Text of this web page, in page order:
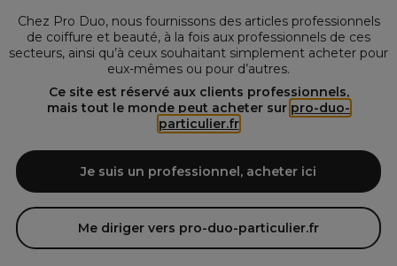
Chez Pro Duo, nous fournissons des articles professionnels
de coiffure et beauté, à la fois aux professionnels de ces
secteurs, ainsi qu’à ceux souhaitant simplement acheter pour
eux-mêmes ou pour d’autres.
Ce site est réservé aux clients professionnels,
mais tout le monde peut acheter sur pro-duo-
particulier.fr
Je suis un professionnel, acheter ici
Me diriger vers pro-duo-particulier.fr
Spécialiste de la coiffure et de la beauté, nous vous proposons une
large sélection de produits professionnels pour la coiffure et
Duo le fournisseur incontournable des salons de coiffure et instituts
de beauté! Notre gamme de produits s’adresse également à tous ceux
qui sont à la recherche de produits et d'accessoires de coiffure et de
matériel esthétique de qualité.